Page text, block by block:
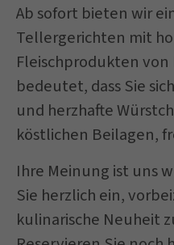
Ab sofort bieten wir
Tellergerichten mit
Fleischprodukten von
bedeutet, dass Sie
und herzhafte
köstlichen Beilagen,
Ihre Meinung ist uns
Sie herzlich ein,
kulinarische Neuheit